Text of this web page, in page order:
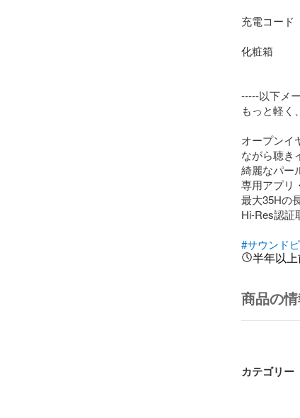
充電コード
化粧箱
-----以下メ
もっと軽く
オープンイ
ながら聴き
綺麗なパー
専用アプリ
最大35Hの
Hi-Res認証
#サウンド
半年以上
商品の
カテゴリー